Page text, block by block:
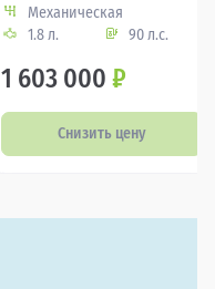
Механическая
1.8 л.
90 л.с.
1 603 000 ₽
Снизить цену